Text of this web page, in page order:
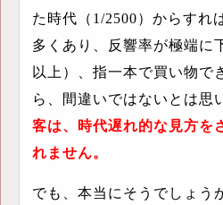
た時代（ 1/2500）からすれ
多くあり、反響率が極端に
以上）、指一本で買い物で
ら、間違いではないとは思
客は、時代遅れ的な見方を
れません。
でも、本当にそうでしょう